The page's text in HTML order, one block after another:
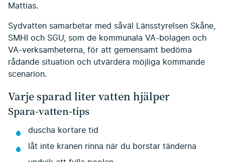
Mattias.
Sydvatten samarbetar med såväl Länsstyrelsen Skåne,
SMHI och SGU, som de kommunala VA-bolagen och
VA-verksamheterna, för att gemensamt bedöma
rådande situation och utvärdera möjliga kommande
scenarion.
Varje sparad liter vatten hjälper
Spara-vatten-tips
duscha kortare tid
låt inte kranen rinna när du borstar tänderna